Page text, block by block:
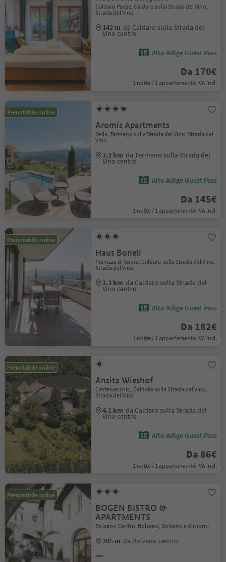
Caldaro Paese, Caldaro sulla Strada del Vino,
Strada del Vino
142 m da Caldaro sulla Strada del
Vino centro
Alto Adige Guest Pass
Da 170€
1 notte / 1 appartamento IVA incl.
Prenotabile online
Aromis Apartments
Sella, Termeno sulla Strada del Vino, Strada del
Vino
2.2 km da Termeno sulla Strada del
Vino centro
Alto Adige Guest Pass
Da 145€
1 notte / 1 appartamento IVA incl.
Prenotabile online
Haus Bonell
Pianizza di Sopra, Caldaro sulla Strada del Vino,
Strada del Vino
2.3 km da Caldaro sulla Strada del
Vino centro
Alto Adige Guest Pass
Da 182€
1 notte / 1 appartamento IVA incl.
Prenotabile online
Ansitz Wieshof
Castelvecchio, Caldaro sulla Strada del Vino,
Strada del Vino
4.1 km da Caldaro sulla Strada del
Vino centro
Alto Adige Guest Pass
Da 86€
1 notte / 1 appartamento IVA incl.
Prenotabile online
BOGEN BISTRO &
APARTMENTS
Bolzano Centro, Bolzano, Bolzano e dintorni
205 m da Bolzano centro